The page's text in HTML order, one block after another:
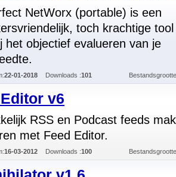
NetWorx (portable) is een
toch krachtige
het objectief evalueren van je
22-01-2018 Downloads :101
v6
RSS en Podcast feeds
met Feed Editor.
16-03-2012 Downloads :100